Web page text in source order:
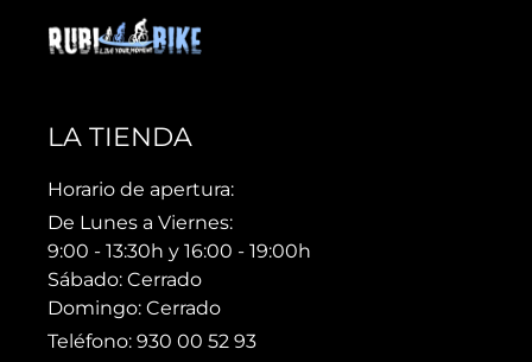
LA TIENDA
Horario de apertura:
De Lunes a Viernes:
9:00 - 13:30h y 16:00 - 19:00h
Sábado: Cerrado
Domingo: Cerrado
Teléfono: 930 00 52 93